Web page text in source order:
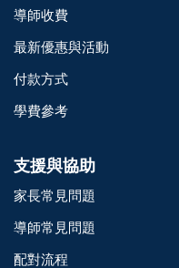
導師收費
最新優惠與活動
付款方式
學費參考
支援與協助
家長常見問題
導師常見問題
配對流程